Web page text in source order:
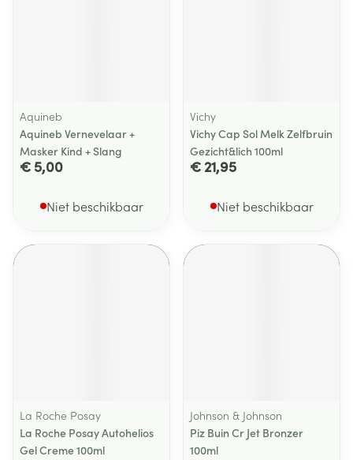
Aquineb
Aquineb Vernevelaar +
Masker Kind + Slang
€ 5,00
Niet beschikbaar
Vichy
Vichy Cap Sol Melk Zelfbruin
Gezicht&lich 100ml
€ 21,95
Niet beschikbaar
La Roche Posay
La Roche Posay Autohelios
Gel Creme 100ml
Johnson & Johnson
Piz Buin Cr Jet Bronzer
100ml